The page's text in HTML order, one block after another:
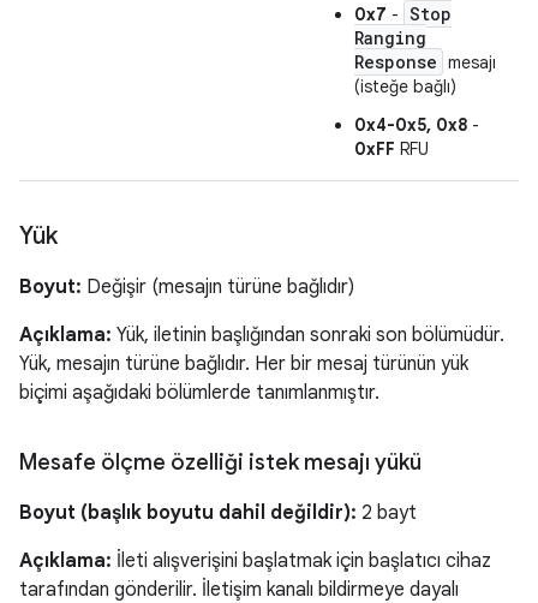
0x7 - Stop
Ranging
Response mesajı
(isteğe bağlı)
0x4-0x5, 0x8 -
0xFF RFU
Yük
Boyut: Değişir (mesajın türüne bağlıdır)
Açıklama: Yük, iletinin başlığından sonraki son bölümüdür.
Yük, mesajın türüne bağlıdır. Her bir mesaj türünün yük
biçimi aşağıdaki bölümlerde tanımlanmıştır.
Mesafe ölçme özelliği istek mesajı yükü
Boyut (başlık boyutu dahil değildir): 2 bayt
Açıklama: İleti alışverişini başlatmak için başlatıcı cihaz
tarafından gönderilir. İletişim kanalı bildirmeye dayalı